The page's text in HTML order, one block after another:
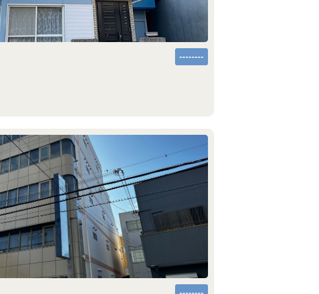
--------